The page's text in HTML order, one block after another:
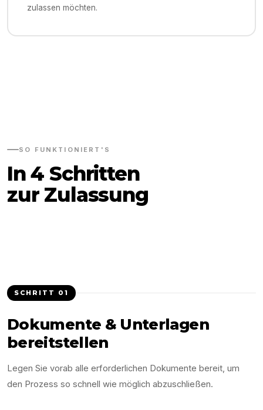
zulassen möchten.
SO FUNKTIONIERT'S
In 4 Schritten
zur Zulassung
SCHRITT 01
Dokumente & Unterlagen
bereitstellen
Legen Sie vorab alle erforderlichen Dokumente bereit, um
den Prozess so schnell wie möglich abzuschließen.